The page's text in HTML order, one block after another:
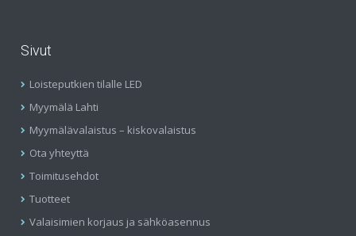
Sivut
Loisteputkien tilalle LED
Myymälä Lahti
Myymälävalaistus – kiskovalaistus
Ota yhteyttä
Toimitusehdot
Tuotteet
Valaisimien korjaus ja sähköasennus